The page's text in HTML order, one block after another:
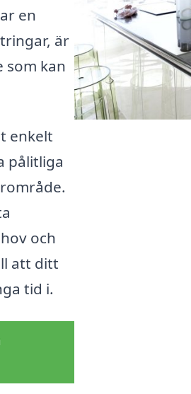
en
är
kan
enkelt
pålitliga
och
att ditt
tid i.